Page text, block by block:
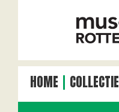
HOME COLLECTIE